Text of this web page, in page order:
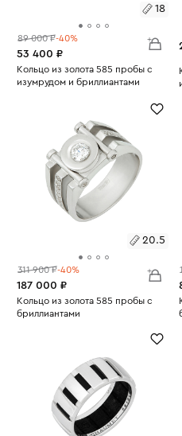
18
89 000 ₽-40%
53 400 ₽
Размеры:
Кольцо из золота 585 пробы с
изумрудом и бриллиантами
20.5
311 900 ₽-40%
187 000 ₽
Размеры:
Кольцо из золота 585 пробы с
бриллиантами